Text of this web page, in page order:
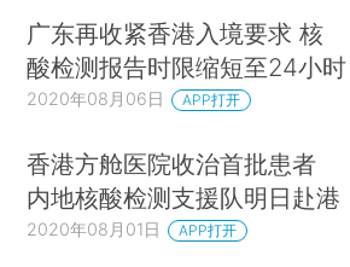
广东再收紧香港入境要求 核
酸检测报告时限缩短至24小时
2020年08月06日 APP打开
香港方舱医院收治首批患者
内地核酸检测支援队明日赴港
2020年08月01日 APP打开